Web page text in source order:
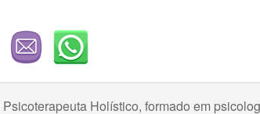
Holístico, formado em